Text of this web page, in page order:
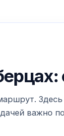
Здесь
важно